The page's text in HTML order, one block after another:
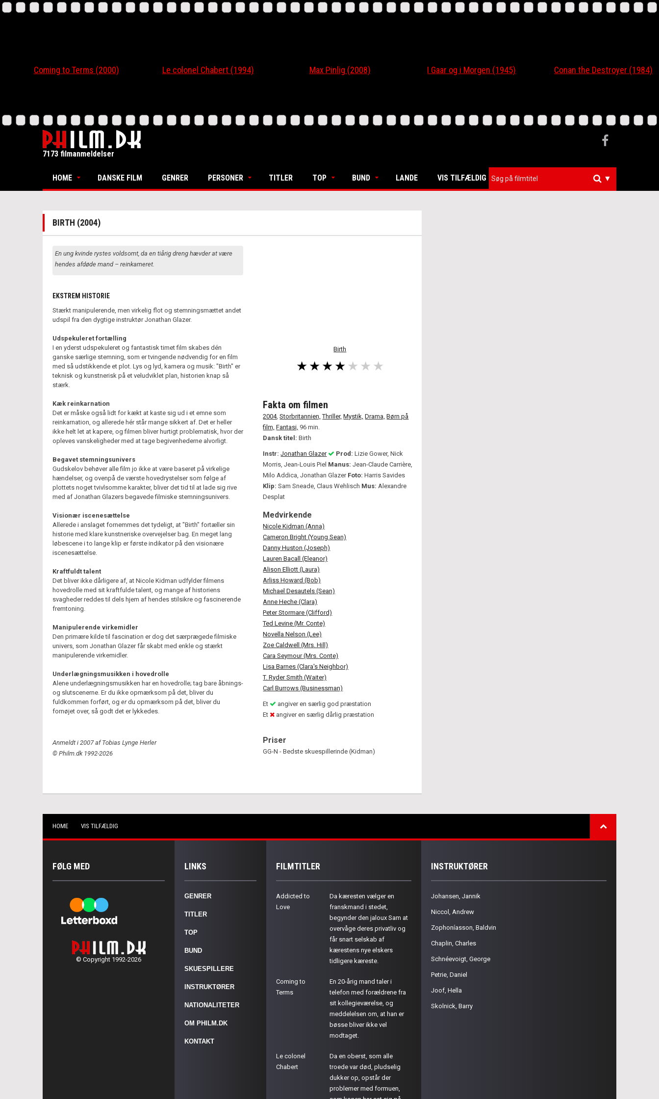
Coming to Terms (2000) Le colonel Chabert (1994) Max Pinlig (2008) I Gaar og i Morgen (1945) Conan the Destroyer (1984)
7173 filmanmeldelser
HOME DANSKE FILM GENRER PERSONER TITLER TOP BUND LANDE VIS TILFÆLDIG ▼
BIRTH (2004)
Birth
En ung kvinde rystes voldsomt, da en tiårig dreng hævder at være
hendes afdøde mand – reinkarneret.
EKSTREM HISTORIE
Stærkt manipulerende, men virkelig flot og stemningsmættet andet
udspil fra den dygtige instruktør Jonathan Glazer.
Udspekuleret fortælling
I en yderst udspekuleret og fantastisk timet film skabes dén
ganske særlige stemning, som er tvingende nødvendig for en film
med så udstikkende et plot. Lys og lyd, kamera og musik: "Birth" er
teknisk og kunstnerisk på et veludviklet plan, historien knap så
stærk.
Kæk reinkarnation
Det er måske også lidt for kækt at kaste sig ud i et emne som
reinkarnation, og allerede hér står mange sikkert af. Det er heller
ikke helt let at kapere, og filmen bliver hurtigt problematisk, hvor der
opleves vanskeligheder med at tage begivenhederne alvorligt.
Begavet stemningsunivers
Gudskelov behøver alle film jo ikke at være baseret på virkelige
hændelser, og ovenpå de værste hovedrystelser som følge af
plottets noget tvivlsomme karakter, bliver det tid til at lade sig rive
med af Jonathan Glazers begavede filmiske stemningsunivers.
Visionær iscenesættelse
Allerede i anslaget fornemmes det tydeligt, at "Birth" fortæller sin
historie med klare kunstneriske overvejelser bag. En meget lang
løbescene i to lange klip er første indikator på den visionære
iscenesættelse.
Kraftfuldt talent
Det bliver ikke dårligere af, at Nicole Kidman udfylder filmens
hovedrolle med sit kraftfulde talent, og mange af historiens
svagheder reddes til dels hjem af hendes stilsikre og fascinerende
fremtoning.
Manipulerende virkemidler
Den primære kilde til fascination er dog det særprægede filmiske
univers, som Jonathan Glazer får skabt med enkle og stærkt
manipulerende virkemidler.
Underlægningsmusikken i hovedrolle
Alene underlægningsmusikken har en hovedrolle; tag bare åbnings-
og slutscenerne. Er du ikke opmærksom på det, bliver du
fuldkommen forført, og erdu opmærksom på det, bliver du
fornøjet over, så godt det er lykkedes.
Anmeldt i 2007 af Tobias Lynge Herler
© Philm.dk 1992-2026
Fakta om filmen
2004,Storbritannien, Thriller, Mystik, Drama, Børn på
film, Fantasi, 96 min.
Dansk titel:Birth
Instr: Jonathan Glazer Prod: Lizie Gower, Nick
Morris, Jean-Louis Piel Manus: Jean-Claude Carrière,
Milo Addica, Jonathan Glazer Foto: Harris Savides
Klip: Sam Sneade, Claus Wehlisch Mus: Alexandre
Desplat
Medvirkende
Nicole Kidman (Anna)
Cameron Bright (Young Sean)
Danny Huston (Joseph)
Lauren Bacall (Eleanor)
Alison Elliott (Laura)
Arliss Howard (Bob)
Michael Desautels (Sean)
Anne Heche (Clara)
Peter Stormare (Clifford)
Ted Levine (Mr. Conte)
Novella Nelson (Lee)
Zoe Caldwell (Mrs. Hill)
Cara Seymour (Mrs. Conte)
Lisa Barnes (Clara's Neighbor)
T. Ryder Smith (Waiter)
Carl Burrows (Businessman)
Et
angiver en særlig god præstation
Et
angiver en særlig dårlig præstation
Priser
GG-N - Bedste skuespillerinde (Kidman)
HOME VIS TILFÆLDIG
FØLG MED
© Copyright 1992-2026
LINKS
GENRER
TITLER
TOP
BUND
SKUESPILLERE
INSTRUKTØRER
NATIONALITETER
OM PHILM.DK
KONTAKT
FILMTITLER
Addicted to
Love
Da kæresten vælger en
franskmand i stedet,
begynder den jaloux Sam at
overvåge deres privatliv og
får snart selskab af
kærestens nye elskers
tidligere kæreste.
Coming to
Terms
En 20-årig mand taler i
telefon med forældrene fra
sit kollegieværelse, og
meddelelsen om, at han er
bøsse bliver ikke vel
modtaget.
Le colonel
Chabert
Da en oberst, som alle
troede var død, pludselig
dukker op, opstår der
problemer med formuen,
INSTRUKTØRER
Johansen, Jannik
Niccol, Andrew
Zophoníasson, Baldvin
Chaplin, Charles
Schnéevoigt, George
Petrie, Daniel
Joof, Hella
Skolnick, Barry